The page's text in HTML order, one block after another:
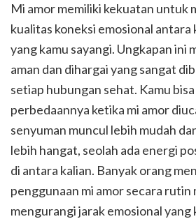
Mi amor memiliki kekuatan untuk
kualitas koneksi emosional antara
yang kamu sayangi. Ungkapan ini
aman dan dihargai yang sangat
setiap hubungan sehat. Kamu
perbedaannya ketika mi amor
senyuman muncul lebih mudah
lebih hangat, seolah ada energi
di antara kalian. Banyak orang
penggunaan mi amor secara rutin
mengurangi jarak emosional yang